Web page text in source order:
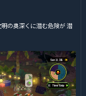
の奥深くに潜む危険が 潜